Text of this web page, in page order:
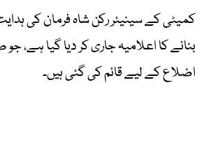
کمیٹی کے سینیئر رکن شاہ فرمان کی
بنانے کا اعلامیہ جاری کر دیا گیا
اضلاع کے لیے قائم کی گئی ہیں۔